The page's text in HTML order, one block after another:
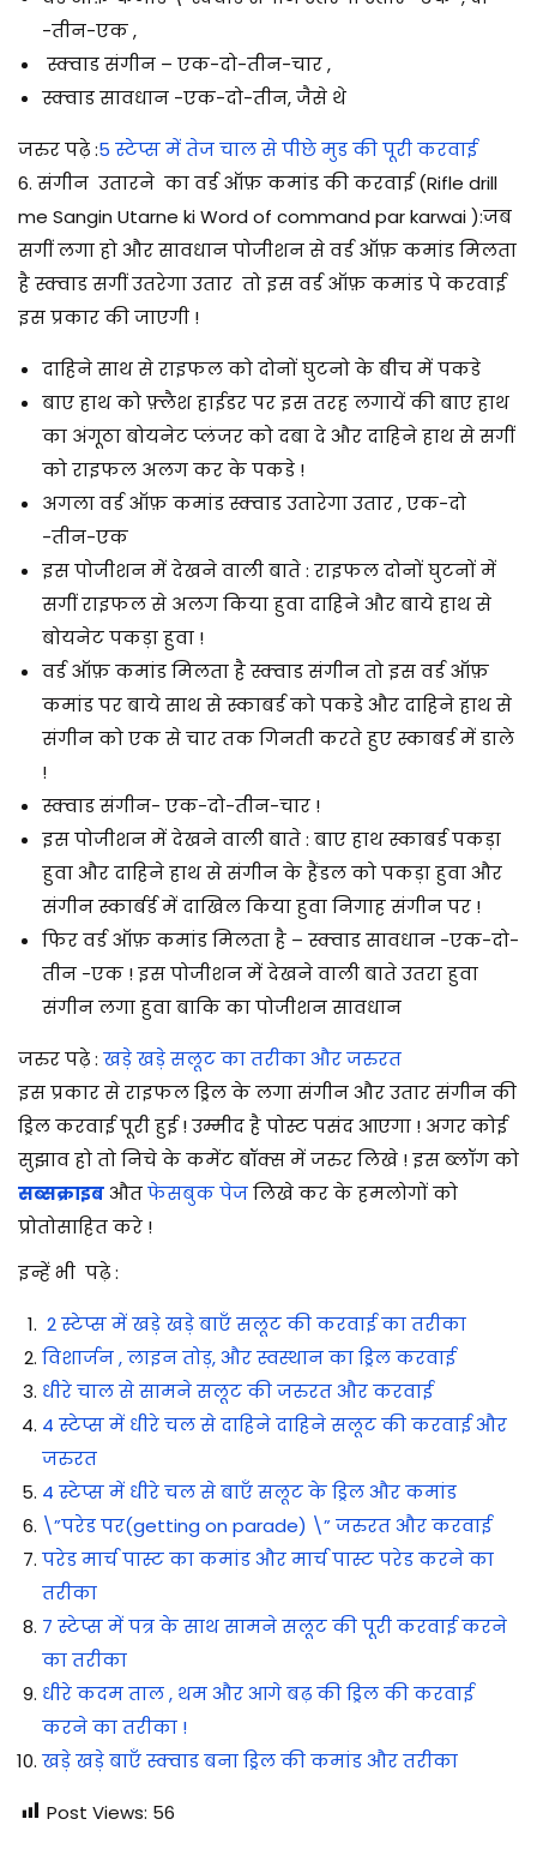
-तीन-एक ,
स्क्वाड संगीन – एक-दो-तीन-चार ,
स्क्वाड सावधान -एक-दो-तीन, जैसे थे
जरुर पढ़े :5 स्टेप्स में तेज चाल से पीछे मुड की पूरी करवाई
6. संगीन उतारने का वर्ड ऑफ़ कमांड की करवाई (Rifle drill
me Sangin Utarne ki Word of command par karwai ):जब
सगीं लगा हो और सावधान पोजीशन से वर्ड ऑफ़ कमांड मिलता
है स्क्वाड सगीं उतरेगा उतार तो इस वर्ड ऑफ़ कमांड पे करवाई
इस प्रकार की जाएगी !
दाहिने साथ से राइफल को दोनों घुटनो के बीच में पकडे
बाए हाथ को फ़्लैश हाईडर पर इस तरह लगायें की बाए हाथ
का अंगूठा बोयनेट प्लंजर को दबा दे और दाहिने हाथ से सगीं
को राइफल अलग कर के पकडे !
अगला वर्ड ऑफ़ कमांड स्क्वाड उतारेगा उतार , एक-दो
-तीन-एक
इस पोजीशन में देखने वाली बाते : राइफल दोनों घुटनों में
सगीं राइफल से अलग किया हुवा दाहिने और बाये हाथ से
बोयनेट पकड़ा हुवा !
वर्ड ऑफ़ कमांड मिलता है स्क्वाड संगीन तो इस वर्ड ऑफ़
कमांड पर बाये साथ से स्काबर्ड को पकडे और दाहिने हाथ से
संगीन को एक से चार तक गिनती करते हुए स्काबर्ड में डाले
!
स्क्वाड संगीन- एक-दो-तीन-चार !
इस पोजीशन में देखने वाली बाते : बाए हाथ स्काबर्ड पकड़ा
हुवा और दाहिने हाथ से संगीन के हैंडल को पकड़ा हुवा और
संगीन स्कार्बर्ड में दाखिल किया हुवा निगाह संगीन पर !
फिर वर्ड ऑफ़ कमांड मिलता है – स्क्वाड सावधान -एक-दो-
तीन -एक ! इस पोजीशन में देखने वाली बाते उतरा हुवा
संगीन लगा हुवा बाकि का पोजीशन सावधान
जरुर पढ़े : खड़े खड़े सलूट का तरीका और जरुरत
इस प्रकार से राइफल ड्रिल के लगा संगीन और उतार संगीन की
ड्रिल करवाई पूरी हुई ! उम्मीद है पोस्ट पसंद आएगा ! अगर कोई
सुझाव हो तो निचे के कमेंट बॉक्स में जरुर लिखे ! इस ब्लॉग को
सब्सक्राइबऔतफेसबुक पेजलिखे कर के हमलोगों को
प्रोतोसाहित करे !
इन्हें भी पढ़े :
2 स्टेप्स में खड़े खड़े बाएँ सलूट की करवाई का तरीका
विशार्जन , लाइन तोड़, और स्वस्थान का ड्रिल करवाई
धीरे चाल से सामने सलूट की जरुरत और करवाई
4 स्टेप्स में धीरे चल से दाहिने दाहिने सलूट की करवाई और
जरुरत
4 स्टेप्स में धीरे चल से बाएँ सलूट के ड्रिल और कमांड
\”परेड पर(getting on parade) \” जरुरत और करवाई
परेड मार्च पास्ट का कमांड और मार्च पास्ट परेड करने का
तरीका
7 स्टेप्स में पत्र के साथ सामने सलूट की पूरी करवाई करने
का तरीका
धीरे कदम ताल , थम और आगे बढ़ की ड्रिल की करवाई
करने का तरीका !
खड़े खड़े बाएँ स्क्वाड बना ड्रिल की कमांड और तरीका
Post Views: 56